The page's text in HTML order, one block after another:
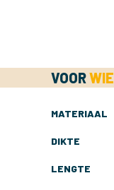
VOORWIE
MATERIAAL
DIKTE
LENGTE